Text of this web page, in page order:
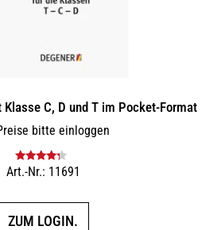
C, D und T im Pocket-Format
bitte einloggen
Bewertet
Art.-Nr.: 11691
ZUM LOGIN.